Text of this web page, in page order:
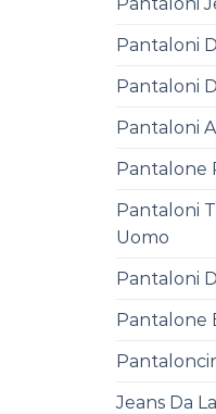
Pantaloni
Pantaloni
Pantaloni
Pantalone
Pantaloni
Uomo
Pantaloni
Pantalone
Jeans Da